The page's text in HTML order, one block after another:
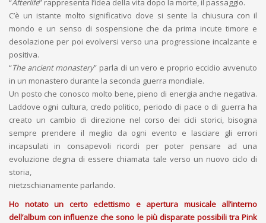
“Afterlife” rappresenta l’idea della vita dopo la morte, il passaggio.
C’è un istante molto significativo dove si sente la chiusura con il
mondo e un senso di sospensione che da prima incute timore e
desolazione per poi evolversi verso una progressione incalzante e
positiva.
“The ancient monastery” parla di un vero e proprio eccidio avvenuto
in un monastero durante la seconda guerra mondiale.
Un posto che conosco molto bene, pieno di energia anche negativa.
Laddove ogni cultura, credo politico, periodo di pace o di guerra ha
creato un cambio di direzione nel corso dei cicli storici, bisogna
sempre prendere il meglio da ogni evento e lasciare gli errori
incapsulati in consapevoli ricordi per poter pensare ad una
evoluzione degna di essere chiamata tale verso un nuovo ciclo di
storia,
nietzschianamente parlando.
Ho notato un certo eclettismo e apertura musicale all’interno
dell’album con influenze che sono le più disparate possibili tra Pink